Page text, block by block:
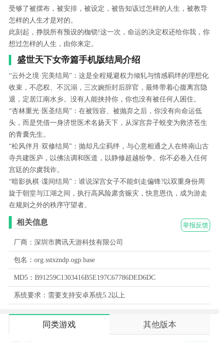
受够了被摆布，被安排，被设定，被告知该过怎样的人生，被教导
怎样的人生才是对的。
此刻起，挣脱所有预设的枷锁!这一次，命运的决定权还给你我，你
想过怎样的人生，由你来定。
盛世天下女帝篇手机版结局介绍
“云外之境·完美结局”：这是全程规避权力倾轧与情感羁绊的理想化
收束，不恋权、不沉溺，三次婉拒封后辞官，最终带着心腹离宫隐
退，定居江南水乡。没有人能挟持你，你也没有被任何人困住。
“杏林重光·医圣结局”：在被毁容、被抛弃之后，你没有向命运低
头，而是凭借一身济世医术名扬天下，从深宫弃子蜕变为救济苍生
的青囊先生。
“松风伴月·双修结局”：抛却凡尘羁绊，与心意相通之人在终南山古
寺共建医庐，以佛法调和医道，以静修超越纷争。你不必卷入任何
宫廷的尔虞我诈。
“暗影执棋·谍间结局”：谁说深宫女子不能剑走偏锋?以双重身份周
旋于朝堂与江湖之间，执行高风险肃贪赈灾，快意恩仇，成为游走
在规则之外的秩序守望者。
举报反馈
相关信息
厂商：深圳市腾讯天游科技有限公司
包名：org.sstxzndp.ogp.base
MD5：B91259C1303416B5E197C67786DED6DC
系统要求：需要支持安卓系统5.2以上
同类游戏 其他版本